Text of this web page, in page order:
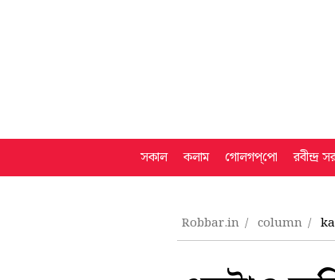
সকাল কলাম গোলগপ্‌পো রবীন্দ্র
Robbar.in column